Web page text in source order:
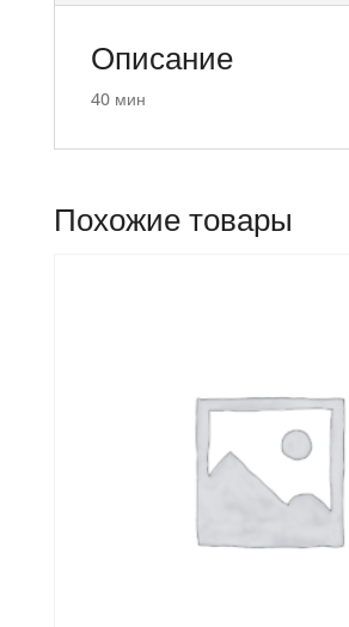
Описание
40 мин
Похожие товары